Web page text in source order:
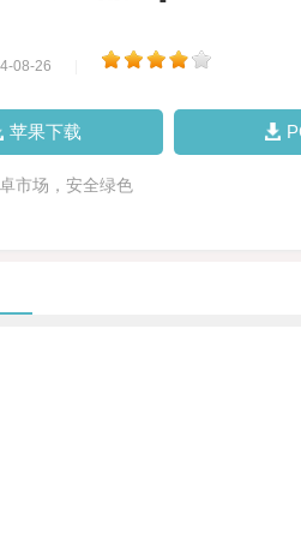
08-26
苹果下载
市场，安全绿色